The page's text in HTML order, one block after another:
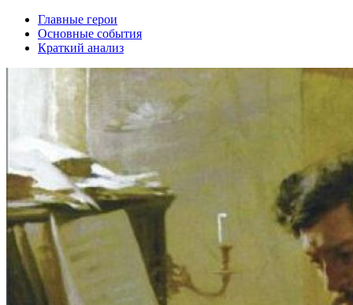
Главные герои
Основные события
Краткий анализ